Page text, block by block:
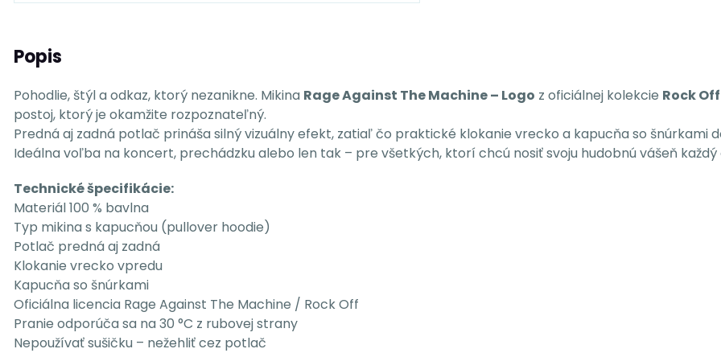
Popis
Pohodlie, štýl a odkaz, ktorý nezanikne. Mikina Rage Against The Machine – Logo z oficiálnej kolekcie Rock Off
postoj, ktorý je okamžite rozpoznateľný.
Predná aj zadná potlač prináša silný vizuálny efekt, zatiaľ čo praktické klokanie vrecko a kapucňa so šnúrkami
Ideálna voľba na koncert, prechádzku alebo len tak – pre všetkých, ktorí chcú nosiť svoju hudobnú vášeň každý
Technické špecifikácie:
Materiál 100 % bavlna
Typ mikina s kapucňou (pullover hoodie)
Potlač predná aj zadná
Klokanie vrecko vpredu
Kapucňa so šnúrkami
Oficiálna licencia Rage Against The Machine / Rock Off
Pranie odporúča sa na 30 °C z rubovej strany
Nepoužívať sušičku – nežehliť cez potlač